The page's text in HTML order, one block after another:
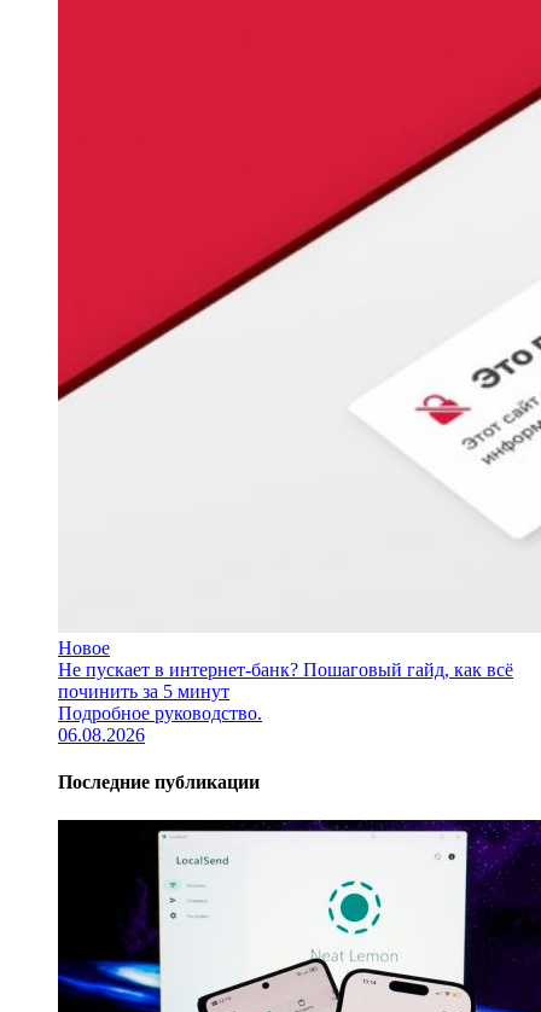
Новое
Не пускает в интернет-банк? Пошаговый гайд, как всё
починить за 5 минут
Подробное руководство.
06.08.2026
Последние публикации